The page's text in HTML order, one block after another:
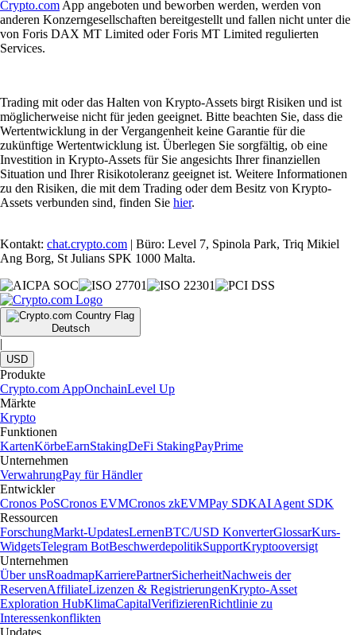
Crypto.com App angeboten und beworben werden, werden von
anderen Konzerngesellschaften bereitgestellt und fallen nicht unter die
von Foris DAX MT Limited oder Foris MT Limited regulierten
Services.
Trading mit oder das Halten von Krypto-Assets birgt Risiken und ist
möglicherweise nicht für jeden geeignet. Bitte beachten Sie, dass die
Wertentwicklung in der Vergangenheit keine Garantie für die
zukünftige Wertentwicklung ist. Überlegen Sie sorgfältig, ob eine
Investition in Krypto-Assets für Sie angesichts Ihrer finanziellen
Situation und Ihrer Risikotoleranz geeignet ist. Weitere Informationen
zu den Risiken, die mit dem Trading oder dem Besitz von Krypto-
Assets verbunden sind, finden Sie hier.
Kontakt: chat.crypto.com | Büro: Level 7, Spinola Park, Triq Mikiel
Ang Borg, St Julians SPK 1000 Malta.
Deutsch
|
USD
Produkte
Crypto.com AppOnchainLevel Up
Märkte
Krypto
Funktionen
KartenKörbeEarnStakingDeFi StakingPayPrime
Unternehmen
VerwahrungPay für Händler
Entwickler
Cronos PoSCronos EVMCronos zkEVMPay SDKAI Agent SDK
Ressourcen
ForschungMarkt-UpdatesLernenBTC/USD KonverterGlossarKurs-
WidgetsTelegram BotBeschwerdepolitikSupportKryptooversigt
Unternehmen
Über unsRoadmapKarrierePartnerSicherheitNachweis der
ReservenAffiliateLizenzen & RegistrierungenKrypto-Asset
Exploration HubKlimaCapitalVerifizierenRichtlinie zu
Interessenkonflikten
Updates